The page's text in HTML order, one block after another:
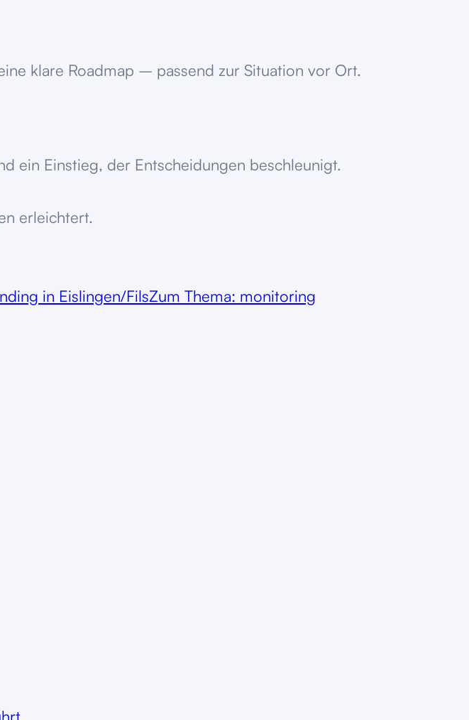
klare Roadmap – passend zur Situation vor Ort.
ein Einstieg, der Entscheidungen beschleunigt.
erleichtert.
in Eislingen/FilsZum Thema: monitoring